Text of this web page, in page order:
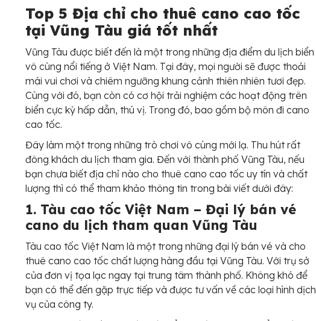
Top 5 Địa chỉ cho thuê cano cao tốc
tại Vũng Tàu giá tốt nhất
Vũng Tàu được biết đến là một trong những địa điểm du lịch biển
vô cùng nổi tiếng ở Việt Nam. Tại đây, mọi người sẽ được thoải
mái vui chơi và chiêm ngưỡng khung cảnh thiên nhiên tươi đẹp.
Cùng với đó, bạn còn có cơ hội trải nghiệm các hoạt động trên
biển cực kỳ hấp dẫn, thú vị. Trong đó, bao gồm bộ môn đi cano
cao tốc.
Đây làm một trong những trò chơi vô cùng mới lạ. Thu hút rất
đông khách du lịch tham gia. Đến với thành phố Vũng Tàu, nếu
bạn chưa biết địa chỉ nào cho thuê cano cao tốc uy tín và chất
lượng thì có thể tham khảo thông tin trong bài viết dưới đây:
1. Tàu cao tốc Việt Nam – Đại lý bán vé
cano du lịch tham quan Vũng Tàu
Tàu cao tốc Việt Nam là một trong những đại lý bán vé và cho
thuê cano cao tốc chất lượng hàng đầu tại Vũng Tàu. Với trụ sở
của đơn vị tọa lạc ngay tại trung tâm thành phố. Không khó để
bạn có thể đến gặp trực tiếp và được tư vấn về các loại hình dịch
vụ của công ty.